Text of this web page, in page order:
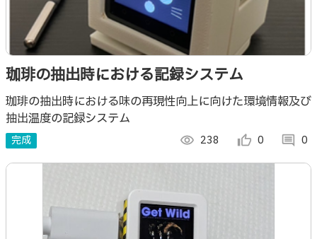
珈琲の抽出時における記録システム
珈琲の抽出時における味の再現性向上に向けた環境情報及び
抽出温度の記録システム
完成 visibility 238 thumb_up_alt 0 comment 0